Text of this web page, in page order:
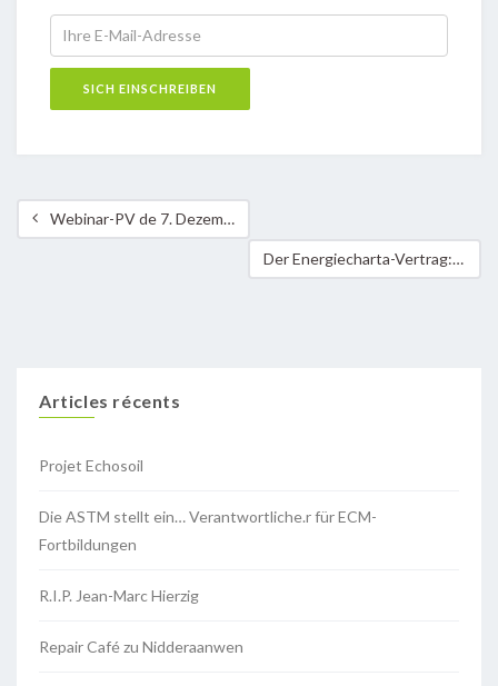
Webinar-PV de 7. Dezember 2020 zu Réiser
Der Energiecharta-Vertrag: eine Geißel für die Energiewende und eine Bedrohung für die Länder des Globalen Südens!
Articles récents
Projet Echosoil
Die ASTM stellt ein… Verantwortliche.r für ECM-
Fortbildungen
R.I.P. Jean-Marc Hierzig
Repair Café zu Nidderaanwen